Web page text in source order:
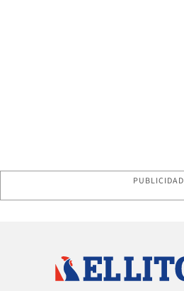
PUBLICIDAD